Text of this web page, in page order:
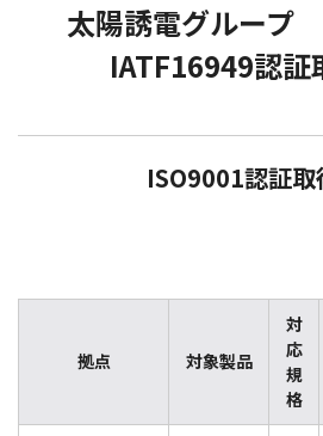
太陽誘電グループ
IATF16949認証
ISO9001認証取
拠点 対象製品
対
応
規
格